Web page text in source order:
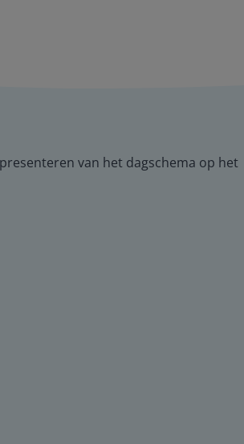
van het dagschema op het